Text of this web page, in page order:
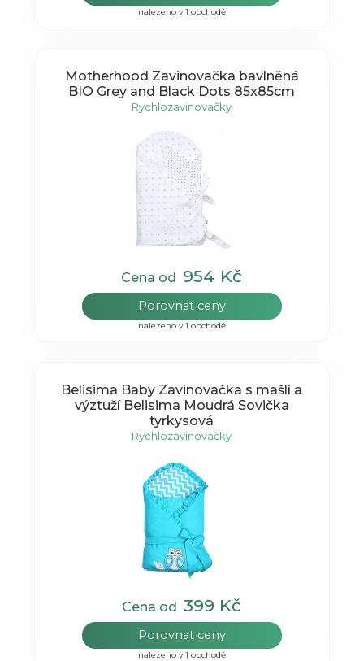
nalezeno v 1 obchodě
Motherhood Zavinovačka bavlněná
BIO Grey and Black Dots 85x85cm
Rychlozavinovačky
Cena od 954 Kč
Porovnat ceny
nalezeno v 1 obchodě
Belisima Baby Zavinovačka s mašlí a
výztuží Belisima Moudrá Sovička
tyrkysová
Rychlozavinovačky
Cena od399 Kč
Porovnat ceny
nalezeno v 1 obchodě